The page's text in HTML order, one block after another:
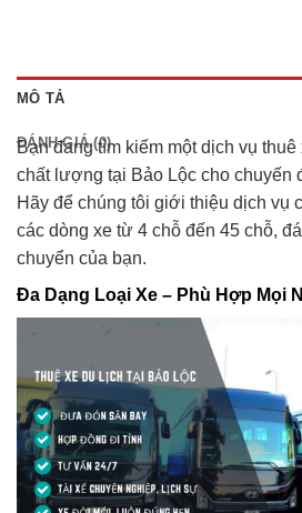
MÔ TẢ
ĐÁNH GIÁ (0)
Bạn đang tìm kiếm một dịch vụ
chất lượng tại Bảo Lộc cho chuyến
Hãy để chúng tôi giới thiệu dịch vụ
các dòng xe từ 4 chỗ đến 45 chỗ,
chuyển của bạn.
Đa Dạng Loại Xe – Phù Hợp Mọi